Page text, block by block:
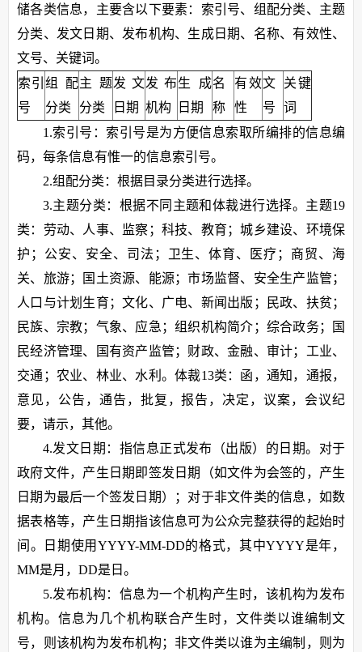
储各类信息，主要含以下要素：索引号、组配分类、主题
分类、发文日期、发布机构、生成日期、名称、有效性、
文号、关键词。
索引
号
组配
分类
主题
分类
发文
日期
发布
机构
生成
日期
名
称
有效
性
文
号
关键
词
1.索引号：索引号是为方便信息索取所编排的信息编
码，每条信息有惟一的信息索引号。
2.组配分类：根据目录分类进行选择。
3.主题分类：根据不同主题和体裁进行选择。主题19
类：劳动、人事、监察；科技、教育；城乡建设、环境保
护；公安、安全、司法；卫生、体育、医疗；商贸、海
关、旅游；国土资源、能源；市场监督、安全生产监管；
人口与计划生育；文化、广电、新闻出版；民政、扶贫；
民族、宗教；气象、应急；组织机构简介；综合政务；国
民经济管理、国有资产监管；财政、金融、审计；工业、
交通；农业、林业、水利。体裁13类：函，通知，通报，
意见，公告，通告，批复，报告，决定，议案，会议纪
要，请示，其他。
4.发文日期：指信息正式发布（出版）的日期。对于
政府文件，产生日期即签发日期（如文件为会签的，产生
日期为最后一个签发日期）；对于非文件类的信息，如数
据表格等，产生日期指该信息可为公众完整获得的起始时
间。日期使用YYYY-MM-DD的格式，其中YYYY是年，
MM是月，DD是日。
5.发布机构：信息为一个机构产生时，该机构为发布
机构。信息为几个机构联合产生时，文件类以谁编制文
号，则该机构为发布机构；非文件类以谁为主编制，则为